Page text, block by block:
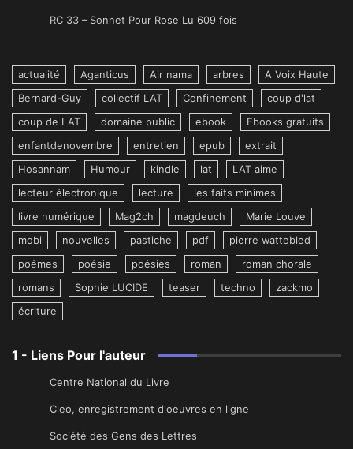
RC 33 – Sonnet Pour Rose Lu 609 fois
actualité Aganticus Air nama arbres
A Voix Haute
Bernard-Guy
collectif LAT Confinement
coup d'lat
coup de LAT
domaine public ebook
Ebooks gratuits
enfantdenovembre
entretien epub
extrait
Hosannam
Humour kindle lat
LAT aime
lecteur électronique
lecture
les faits minimes
livre numérique
Mag2ch magdeuch
Marie Louve
mobi
nouvelles pastiche pdf
pierre wattebled
poémes
poésie poésies roman
roman chorale
romans
Sophie LUCIDE teaser techno
zackmo
écriture
1 - Liens Pour l'auteur
Centre National du Livre
Cleo, enregistrement d'oeuvres en ligne
Société des Gens des Lettres